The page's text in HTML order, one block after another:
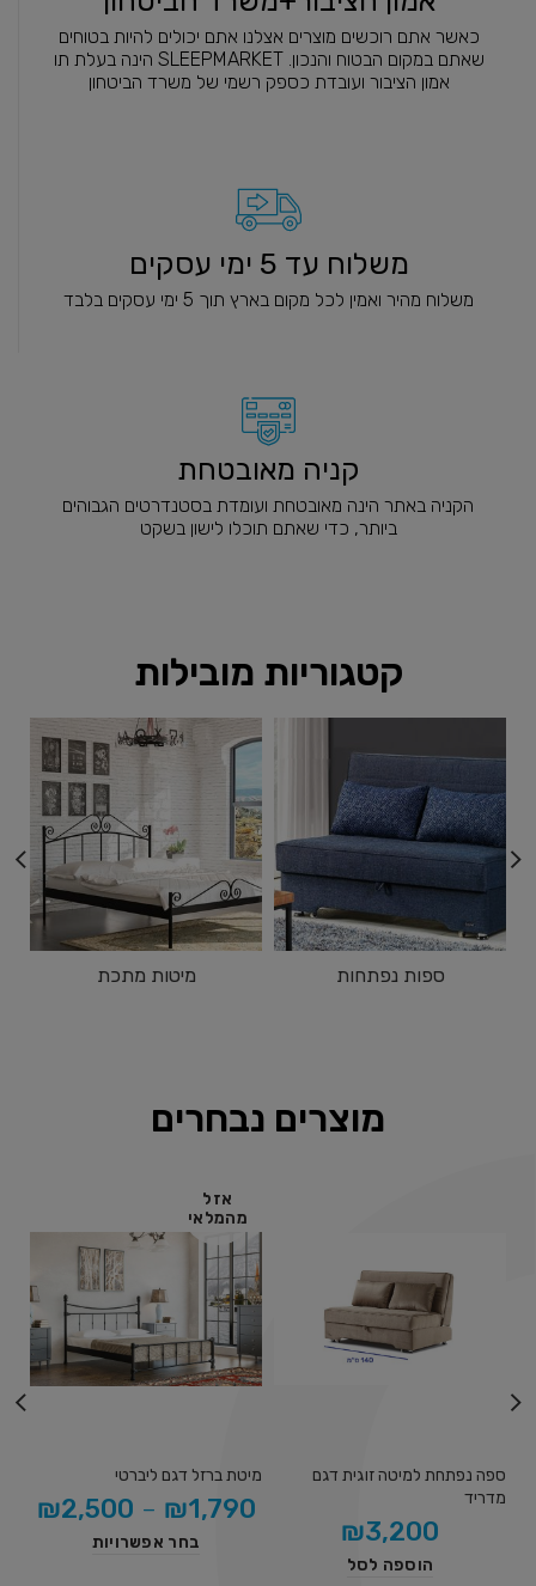
כאשר אתם רוכשים מוצרים אצלנו אתם יכולים להיות בטוחים
שאתם במקום הבטוח והנכון. SLEEPMARKET הינה בעלת תו
אמון הציבור ועובדת כספק רשמי של משרד הביטחון
משלוח עד 5 ימי עסקים
משלוח מהיר ואמין לכל מקום בארץ תוך 5 ימי עסקים בלבד
קניה מאובטחת
הקניה באתר הינה מאובטחת ועומדת בסטנדרטים הגבוהים
ביותר, כדי שאתם תוכלו לישון בשקט
קטגוריות מובילות
ספות נפתחות מיטות מתכת
מוצרים נבחרים
ספה נפתחת למיטה זוגית דגם
מדריד
₪3,200
הוספה לסל
אזל
מהמלאי
מיטת ברזל דגם ליברטי
₪1,790
–
₪2,500
בחר אפשרויות